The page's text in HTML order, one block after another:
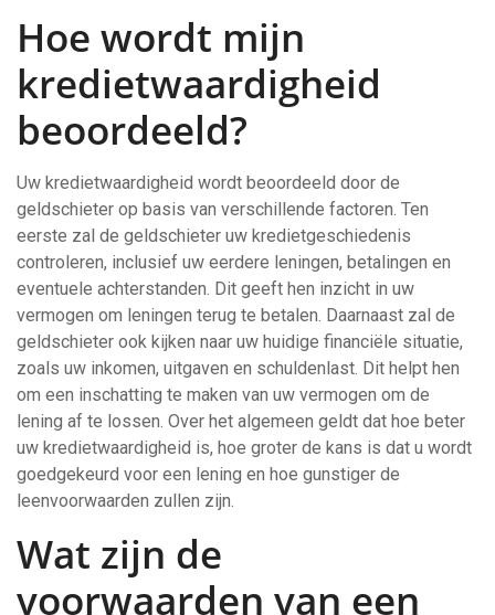
Hoe wordt mijn
kredietwaardigheid
beoordeeld?
Uw kredietwaardigheid wordt beoordeeld door de
geldschieter op basis van verschillende factoren. Ten
eerste zal de geldschieter uw kredietgeschiedenis
controleren, inclusief uw eerdere leningen, betalingen en
eventuele achterstanden. Dit geeft hen inzicht in uw
vermogen om leningen terug te betalen. Daarnaast zal de
geldschieter ook kijken naar uw huidige financiële situatie,
zoals uw inkomen, uitgaven en schuldenlast. Dit helpt hen
om een inschatting te maken van uw vermogen om de
lening af te lossen. Over het algemeen geldt dat hoe beter
uw kredietwaardigheid is, hoe groter de kans is dat u wordt
goedgekeurd voor een lening en hoe gunstiger de
leenvoorwaarden zullen zijn.
Wat zijn de
voorwaarden van een